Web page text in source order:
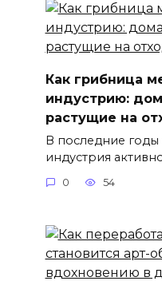
Как грибница
индустрию:
растущие на
В последние годы
индустрия
0 54